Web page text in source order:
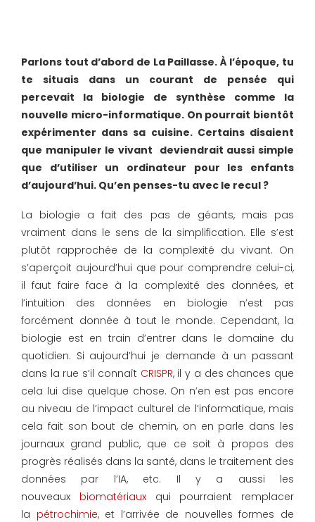
Parlons tout d’abord de La Paillasse. À l’époque, tu
te situais dans un courant de pensée qui
percevait la biologie de synthèse comme la
nouvelle micro-informatique. On pourrait bientôt
expérimenter dans sa cuisine. Certains disaient
que manipuler le vivant deviendrait aussi simple
que d’utiliser un ordinateur pour les enfants
d’aujourd’hui. Qu’en penses-tu avec le recul ?
La biologie a fait des pas de géants, mais pas
vraiment dans le sens de la simplification. Elle s’est
plutôt rapprochée de la complexité du vivant. On
s’aperçoit aujourd’hui que pour comprendre celui-ci,
il faut faire face à la complexité des données, et
l’intuition des données en biologie n’est pas
forcément donnée à tout le monde. Cependant, la
biologie est en train d’entrer dans le domaine du
quotidien. Si aujourd’hui je demande à un passant
dans la rue s’il connaît CRISPR, il y a des chances que
cela lui dise quelque chose. On n’en est pas encore
au niveau de l’impact culturel de l’informatique, mais
cela fait son bout de chemin, on en parle dans les
journaux grand public, que ce soit à propos des
progrès réalisés dans la santé, dans le traitement des
données par l’IA, etc. Il y a aussi les
nouveaux biomatériauxqui pourraient remplacer
la pétrochimie, et l’arrivée de nouvelles formes de